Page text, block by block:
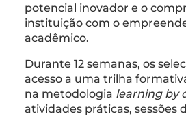
potencial inovador e o
instituição com o
acadêmico.
Durante 12 semanas, os
acesso a uma trilha
na metodologia learning by
atividades práticas, sessões